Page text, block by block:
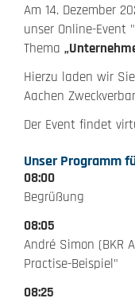
Am 14. Dezember
unser Online-Event
Thema
Hierzu laden wir
Aachen
Der Event findet
Unser Programm
08:00
Begrüßung
08:05
André Simon (BKR
Practise-Beispiel"
08:25